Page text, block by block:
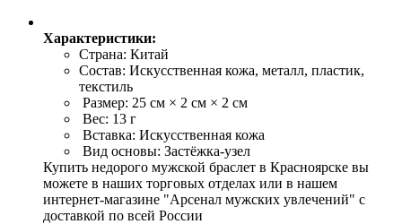
Характеристики:
Страна: Китай
Состав: Искусственная кожа, металл, пластик,
текстиль
Размер: 25 см × 2 см × 2 см
Вес: 13 г
Вставка: Искусственная кожа
Вид основы: Застёжка-узел
Купить недорого мужской браслет в Красноярске вы
можете в наших торговых отделах или в нашем
интернет-магазине "Арсенал мужских увлечений" с
доставкой по всей России